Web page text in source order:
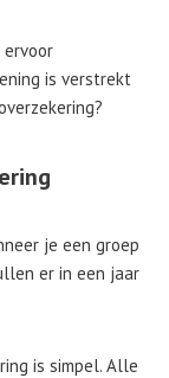
is verstrekt
je een groep
er in een jaar
is simpel. Alle